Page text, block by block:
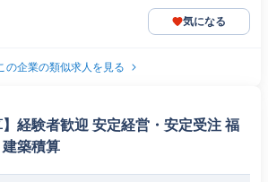
気になる
の企業の類似求人を見る
】経験者歓迎 安定経営・安定受注 福
築積算